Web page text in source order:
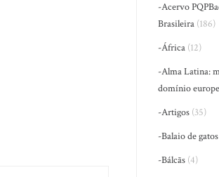
-Acervo
Brasileira (186)
-África (12)
-Alma Latina:
domínio
-Artigos (35)
-Balaio de gatos
-Bálcãs (4)